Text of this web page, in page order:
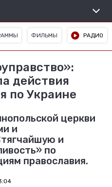
ФИЛЬМЫ РАДИО
действия
по Украине
церкви
и
и
по
православия.